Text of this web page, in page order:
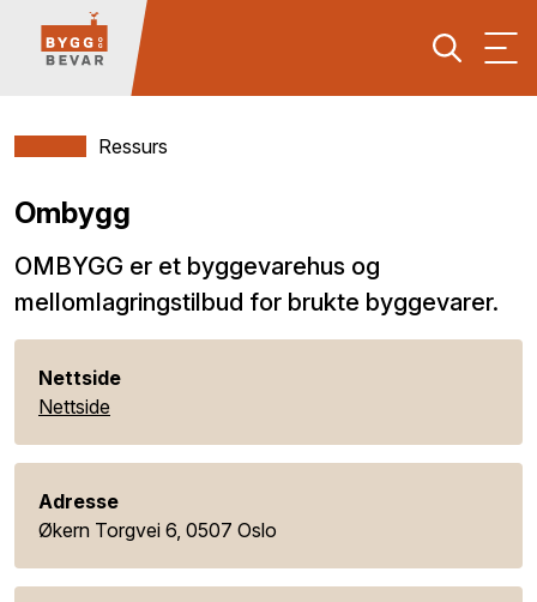
Ressurs
Ombygg
OMBYGG er et byggevarehus og
mellomlagringstilbud for brukte byggevarer.
Nettside
Nettside
Adresse
Økern Torgvei 6, 0507 Oslo